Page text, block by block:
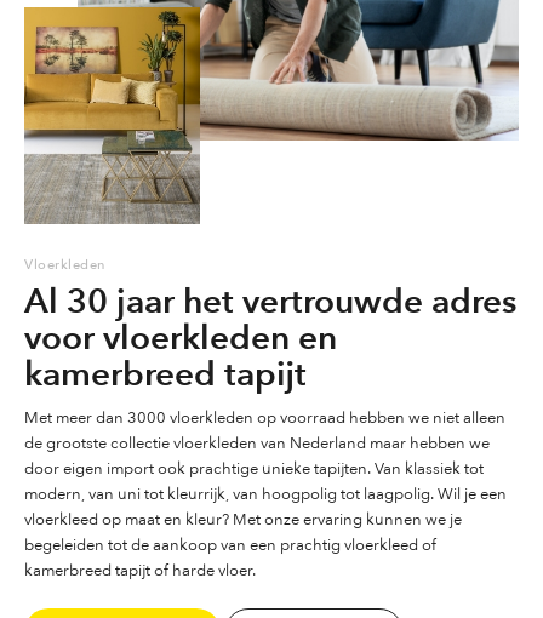
Vloerkleden
Al 30 jaar het vertrouwde adres
voor vloerkleden en
kamerbreed tapijt
Met meer dan 3000 vloerkleden op voorraad hebben we niet alleen
de grootste collectie vloerkleden van Nederland maar hebben we
door eigen import ook prachtige unieke tapijten. Van klassiek tot
modern, van uni tot kleurrijk, van hoogpolig tot laagpolig. Wil je een
vloerkleed op maat en kleur? Met onze ervaring kunnen we je
begeleiden tot de aankoop van een prachtig vloerkleed of
kamerbreed tapijt of harde vloer.